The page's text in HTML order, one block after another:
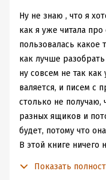
Ну не знаю , что я
как я уже читала
пользовалась какое
как лучше
ну совсем не так как
валяется, и писем с
столько не получаю,
разных ящиков и
будет, потому что
В этой книге ничего
Показать